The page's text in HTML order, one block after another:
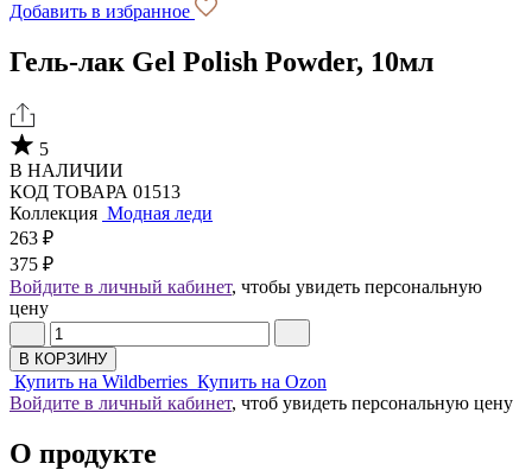
Добавить в избранное
Гель-лак Gel Polish Powder, 10мл
5
В НАЛИЧИИ
КОД ТОВАРА 01513
Коллекция Модная леди
263 ₽
375 ₽
Войдите в личный кабинет, чтобы увидеть персональную
цену
В КОРЗИНУ
Купить на Wildberries Купить на Ozon
Войдите в личный кабинет, чтоб увидеть персональную цену
О продукте